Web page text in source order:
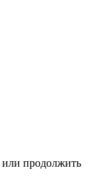
продолжить